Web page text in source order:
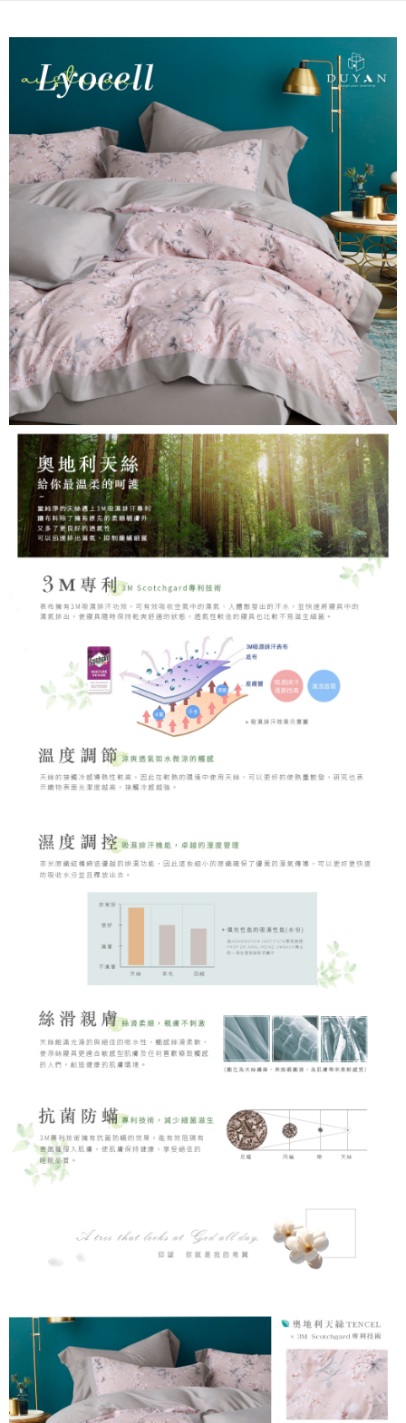
1.本服務由台灣大哥大提供，台灣大哥大用戶可立即使用無須另外申請。
2.付款方式選擇「大哥付你分期」，訂單成立後會自動跳轉到大哥付的交易
流程，驗證手機門號後，選擇欲分期的期數、繳款截止日，確認付款後即完
成交易。
3.實際核准額度、可分期數及費用金額請依後續交易確認頁面所載為準。
4.訂單成立30分鐘內，如未前往確認交易或遇審核未通過，訂單將自動取
消。如遇「轉專審核」未通過狀況，表示未達大哥付你分期系統評分，恕無
法說明評估內容。
【繳款方式說明】
1.分期款項不併入電信帳單，「大哥付你分期」於每月結算日後寄送繳費提
醒簡訊。
2.透過簡訊連結打開帳單後，可選擇「超商條碼／台灣大直營門市／銀行轉
帳／街口支付／iPASS MONEY」等通路繳費。
【注意事項】
1.本服務係由「台灣大哥大股份有限公司」（以下簡稱本公司）所提供，讓
用戶於交易時，得透過本服務購買商品或服務，並由商店將買賣／分期付款
買賣價金債權讓與本公司後，依約使用本公司帳單繳交帳款。
2.基於同意付款使用「大哥付你分期」之契約關係目的，商店將以您的個人
資料（包含姓名、電話或地址）提供予台灣大哥大進項蒐集、處理及利用，
由本公司與您本人進行分期帳單所需資料之確認、核對及更正。
3.完整用戶服務條款，請詳閱以下連結：https://oppay.tw/userRule
AFTEE先享後付
【關於「AFTEE先享後付」】
AFTEE先享後付是「在收到商品之後才付款」的支付方式。 讓您購物簡單
１．簡單：不需註冊會員、不需綁卡、不需儲值。
２．便利：只要手機號碼，簡訊認證，即可結帳。
３．安心：先確認商品／服務後，再付款。
【「AFTEE先享後付」結帳流程】
１．於結帳方式選擇「AFTEE先享後付」後，將跳轉至「AFTEE先享後付」
結帳頁面，進行簡訊認證並確認金額後，即可完成結帳。
２．訂單成立數日內，您將收到繳費通知簡訊。
３．收到繳費通知簡訊後14天內，點擊此簡訊中的連結，可透過四大超商／
ATM／網路銀行／等多元方式進行付款，方視為交易完成。
※ 請注意：結帳手續完成當下不需立刻繳費，但若您需要取消訂單，請聯絡
購買商品的店家。未經商家同意取消之訂單仍視為有效，需透過AFTEE先享
後付繳納相關費用。
※ 交易是否成功請以「AFTEE先享後付 」之結帳頁面顯示為準，若有關於
是否繳費成功／繳費後需取消欲退款等相關疑問，請聯繫「AFTEE先享後付
客戶支援中心」https://netprotections.freshdesk.com/support/home
【注意事項】
１．透過由恩沛科技股份有限公司提供之「AFTEE先享後付」服務完成之交
易，需依本服務之必要範圍內提供個人資料，並將交易相關給付款項請求債
權轉讓予恩沛科技股份有限公司。
２．關於個人資料處理事宜，請瀏覽以下網址：
https://aftee.tw/terms/#terms3
３．未成年的使用者請事先徵得法定代理人或監護人之同意方可使用
「AFTEE先享後付」，若未經同意申辦者引起之損失，本公司不負相關責
任。
４．使用「AFTEE先享後付」時，將依據個別帳號之用戶狀況，依本公司即
時審查核予不同之上限額度；若仍有額度不足之情形，本公司將視審查結果
請求用戶進行身份認證。
５．嚴禁一人註冊多個帳號或使用他人資訊註冊。若發現惡意使用之情形，
恩沛科技股份有限公司將有權停止該用戶之使用額度並採取法律行動。
Hami Point
「Hami Point」為中華電信所提供之點數服務，可於會員專區綁定中華電信
會員帳號後，即可在購物車使用 Hami Point 折抵消費金額 (1點等於1元)。
ATM付款
運送方式
每筆NT$60，滿NT$699(含以上)免運費
付款後全家取貨
每筆NT$60，滿NT$699(含以上)免運費
7-11取貨付款
每筆NT$60，滿NT$999(含以上)免運費
付款後7-11取貨
每筆NT$60，滿NT$999(含以上)免運費
新竹貨運
每筆NT$80，滿NT$999(含以上)免運費